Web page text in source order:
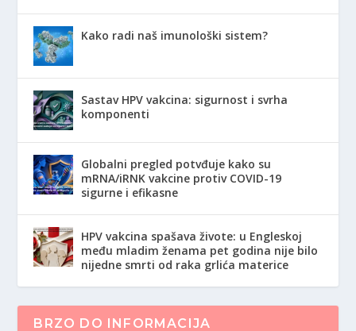
Kako radi naš imunološki sistem?
Sastav HPV vakcina: sigurnost i svrha
komponenti
Globalni pregled potvđuje kako su
mRNA/iRNK vakcine protiv COVID-19
sigurne i efikasne
HPV vakcina spašava živote: u Engleskoj
među mladim ženama pet godina nije bilo
nijedne smrti od raka grlića materice
BRZO DO INFORMACIJA